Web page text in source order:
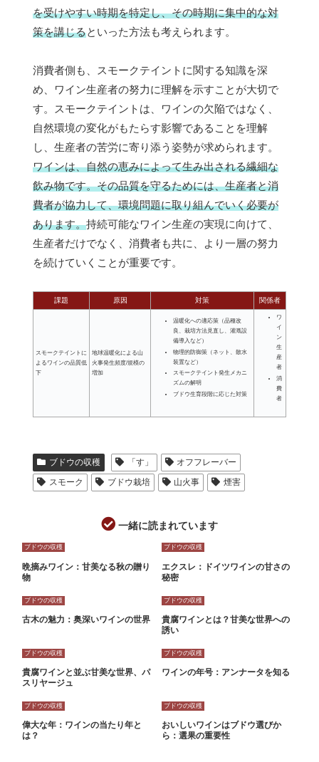
を受けやすい時期を特定し、その時期に集中的な対
策を講じるといった方法も考えられます。
消費者側も、スモークテイントに関する知識を深
め、ワイン生産者の努力に理解を示すことが大切で
す。スモークテイントは、ワインの欠陥ではなく、
自然環境の変化がもたらす影響であることを理解
し、生産者の苦労に寄り添う姿勢が求められます。
ワインは、自然の恵みによって生み出される繊細な
飲み物です。その品質を守るためには、生産者と消
費者が協力して、環境問題に取り組んでいく必要が
あります。持続可能なワイン生産の実現に向けて、
生産者だけでなく、消費者も共に、より一層の努力
を続けていくことが重要です。
課題 原因 対策 関係者
スモークテイントに
よるワインの品質低
下
地球温暖化による山
火事発生頻度/規模の
増加
温暖化への適応策（品種改
良、栽培方法見直し、灌漑設
備導入など）
物理的防御策（ネット、散水
装置など）
スモークテイント発生メカニ
ズムの解明
ブドウ生育段階に応じた対策
ワ
イ
ン
生
産
者
消
費
者
ブドウの収穫 「す」
オフフレーバー
スモーク
ブドウ栽培 山火事 煙害
一緒に読まれています
ブドウの収穫
晩摘みワイン：甘美なる秋の贈り
物
ブドウの収穫
エクスレ：ドイツワインの甘さの
秘密
ブドウの収穫
古木の魅力：奥深いワインの世界
ブドウの収穫
貴腐ワインとは？甘美な世界への
誘い
ブドウの収穫
貴腐ワインと並ぶ甘美な世界、パ
スリヤージュ
ブドウの収穫
ワインの年号：アンナータを知る
ブドウの収穫
偉大な年：ワインの当たり年と
は？
ブドウの収穫
おいしいワインはブドウ選びか
ら：選果の重要性